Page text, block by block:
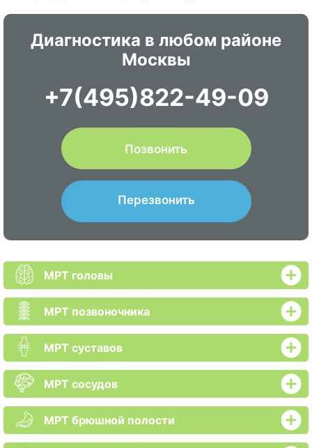
Диагностика в любом районе
Москвы
+7(495)822-49-09
Позвонить
Перезвонить
МРТ головы
МРТ позвоночника
МРТ суставов
МРТ сосудов
МРТ брюшной полости